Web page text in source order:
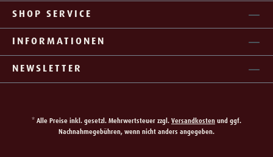
SHOP SERVICE
INFORMATIONEN
NEWSLETTER
* Alle Preise inkl. gesetzl. Mehrwertsteuer zzgl. Versandkosten und ggf.
Nachnahmegebühren, wenn nicht anders angegeben.